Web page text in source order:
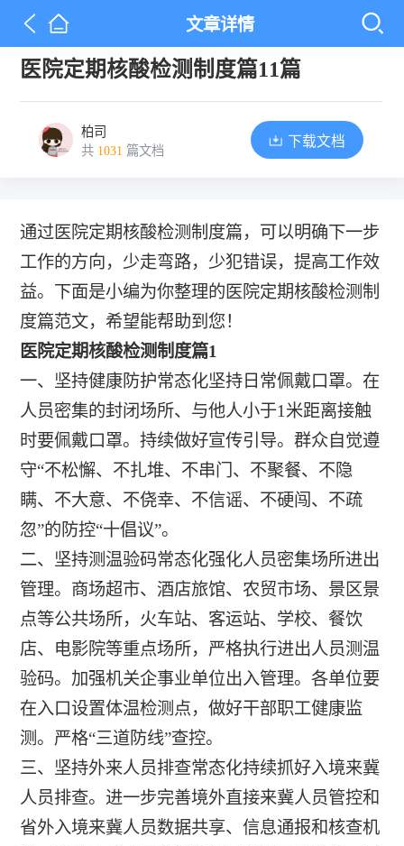
文章详情
医院定期核酸检测制度篇11篇
柏司
共 1031 篇文档
下载文档
通过医院定期核酸检测制度篇，可以明确下一步
工作的方向，少走弯路，少犯错误，提高工作效
益。下面是小编为你整理的医院定期核酸检测制
度篇范文，希望能帮助到您！
医院定期核酸检测制度篇1
一、坚持健康防护常态化坚持日常佩戴口罩。在
人员密集的封闭场所、与他人小于1米距离接触
时要佩戴口罩。持续做好宣传引导。群众自觉遵
守“不松懈、不扎堆、不串门、不聚餐、不隐
瞒、不大意、不侥幸、不信谣、不硬闯、不疏
忽”的防控“十倡议”。
二、坚持测温验码常态化强化人员密集场所进出
管理。商场超市、酒店旅馆、农贸市场、景区景
点等公共场所，火车站、客运站、学校、餐饮
店、电影院等重点场所，严格执行进出人员测温
验码。加强机关企事业单位出入管理。各单位要
在入口设置体温检测点，做好干部职工健康监
测。严格“三道防线”查控。
三、坚持外来人员排查常态化持续抓好入境来冀
人员排查。进一步完善境外直接来冀人员管控和
省外入境来冀人员数据共享、信息通报和核查机